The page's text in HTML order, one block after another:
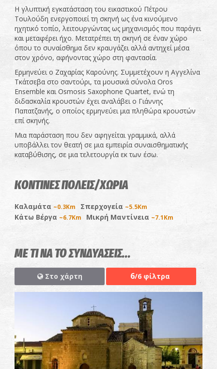
Η γλυπτική εγκατάσταση του εικαστικού Πέτρου
Τουλούδη ενεργοποιεί τη σκηνή ως ένα κινούμενο
ηχητικό τοπίο, λειτουργώντας ως μηχανισμός που παράγει
και μεταφέρει ήχο. Μετατρέπει τη σκηνή σε έναν χώρο
όπου το συναίσθημα δεν κραυγάζει αλλά αντηχεί μέσα
στον χρόνο, αφήνοντας χώρο στη φαντασία.
Ερμηνεύει ο Ζαχαρίας Καρούνης. Συμμετέχουν η Αγγελίνα
Τκάτσεβα στο σαντούρι, τα μουσικά σύνολα Oros
Ensemble και Osmosis Saxophone Quartet, ενώ τη
διδασκαλία κρουστών έχει αναλάβει ο Γιάννης
Παπατζανής, ο οποίος ερμηνεύει μια πληθώρα κρουστών
επί σκηνής.
Μια παράσταση που δεν αφηγείται γραμμικά, αλλά
υποβάλλει τον θεατή σε μια εμπειρία συναισθηματικής
καταβύθισης, σε μια τελετουργία εκ των έσω.
ΚΟΝΤΙΝΕΣ ΠΟΛΕΙΣ/ΧΩΡΙΑ
Καλαμάτα ~0.3Km Σπερχογεία ~5.5Km
Κάτω Βέργα ~6.7Km Μικρή Μαντίνεια ~7.1Km
ΜΕ ΤΙ ΝΑ ΤΟ ΣΥΝΔΥΑΣΕΙΣ...
Στο χάρτη 6/6 φίλτρα